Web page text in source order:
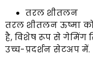
तरल शीतलन
तरल शीतलन ऊष्मा
है, विशेष रूप से गेमिंग
उच्च-प्रदर्शन सेटअप में.